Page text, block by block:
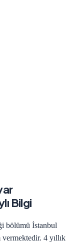
Bilgi
bölümü İstanbul
vermektedir. 4 yıllık